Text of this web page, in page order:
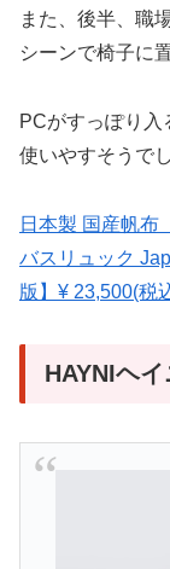
また、後半、職
シーンで椅子に
PCがすっぽり入
使いやすそうで
日本製 国産帆布
バスリュック
版】¥ 23,500(税
HAYNIヘ